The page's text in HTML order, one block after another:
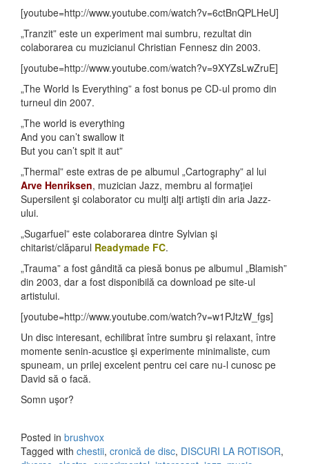
[youtube=http://www.youtube.com/watch?v=6ctBnQPLHeU]
„Tranzit” este un experiment mai sumbru, rezultat din
colaborarea cu muzicianul Christian Fennesz din 2003.
[youtube=http://www.youtube.com/watch?v=9XYZsLwZruE]
„The World Is Everything” a fost bonus pe CD-ul promo din
turneul din 2007.
„The world is everything
And you can’t swallow it
But you can’t spit it aut”
„Thermal” este extras de pe albumul „Cartography” al lui
Arve Henriksen, muzician Jazz, membru al formaţiei
Supersilent şi colaborator cu mulţi alţi artişti din aria Jazz-
ului.
„Sugarfuel” este colaborarea dintre Sylvian şi
chitarist/clăparul Readymade FC.
„Trauma” a fost gândită ca piesă bonus pe albumul „Blamish”
din 2003, dar a fost disponibilă ca download pe site-ul
artistului.
[youtube=http://www.youtube.com/watch?v=w1PJtzW_fgs]
Un disc interesant, echilibrat între sumbru şi relaxant, între
momente senin-acustice şi experimente minimaliste, cum
spuneam, un prilej excelent pentru cei care nu-l cunosc pe
David să o facă.
Somn uşor?
Posted in brushvox
Tagged with chestii, cronică de disc, DISCURI LA ROTISOR,